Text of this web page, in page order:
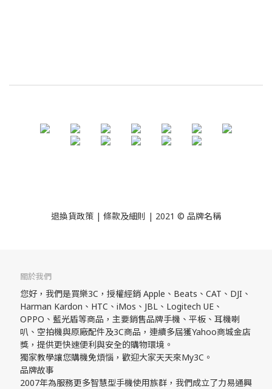
退換貨政策 | 條款及細則 | 2021 © 品牌名稱
關於我們
您好，我們是買樂3C，授權經銷 Apple、Beats、CAT、DJI、
Harman Kardon、HTC、iMos、JBL、Logitech UE、
OPPO、藍光盾等商品，主要銷售品牌手機、平板、耳機喇
叭、空拍機與原廠配件及3C商品，連續多屆獲Yahoo商城金店
獎，提供更快速便利與安全的購物環境。
獨家教學讓您購機免煩惱，歡迎大家天天來My3C。
品牌故事
2007年為服務更多智慧型手機使用族群，我們成立了力易通興